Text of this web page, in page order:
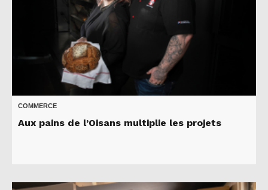
COMMERCE
Aux pains de l’Oisans multiplie les projets